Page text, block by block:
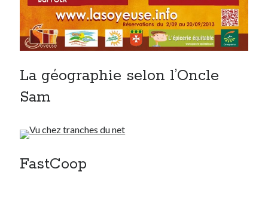
La géographie selon l’Oncle
Sam
FastCoop